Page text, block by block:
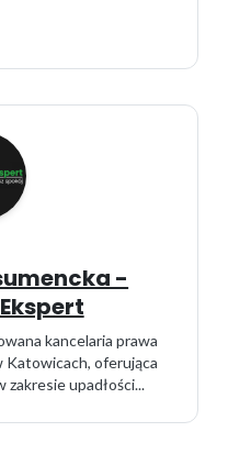
-
kancelaria prawa
Katowicach, oferująca
upadłości...